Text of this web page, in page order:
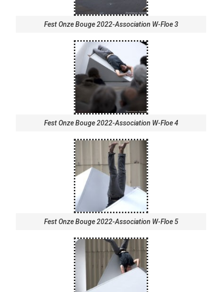
Fest Onze Bouge 2022-Association W-Floe 3
Fest Onze Bouge 2022-Association W-Floe 4
Fest Onze Bouge 2022-Association W-Floe 5